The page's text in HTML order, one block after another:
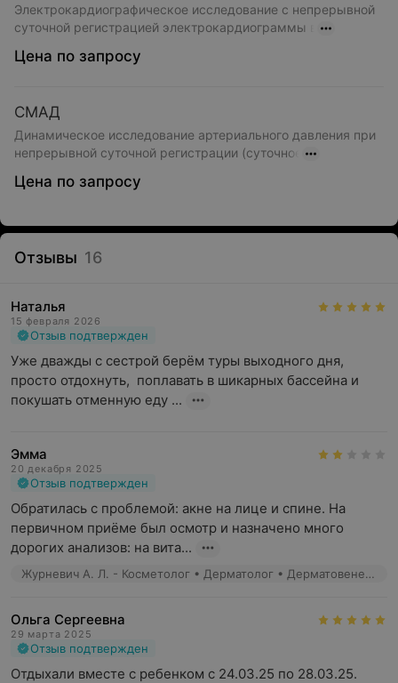
Электрокардиографическое исследование с непрерывной
суточной регистрацией электрокардиограммы в
Цена по запросу
СМАД
Динамическое исследование артериального давления при
непрерывной суточной регистрации (суточное
Цена по запросу
Отзывы 16
Наталья
15 февраля 2026
Отзыв подтвержден
Уже дважды с сестрой берём туры выходного дня,
просто отдохнуть,  поплавать в шикарных бассейна и
покушать отменную еду ...
Эмма
20 декабря 2025
Отзыв подтвержден
Обратилась с проблемой: акне на лице и спине. На
первичном приёме был осмотр и назначено много
дорогих анализов: на вита...
Журневич А. Л. - Косметолог • Дерматолог • Дерматовенеролог
Ольга Сергеевна
29 марта 2025
Отзыв подтвержден
Отдыхали вместе с ребенком с 24.03.25 по 28.03.25.